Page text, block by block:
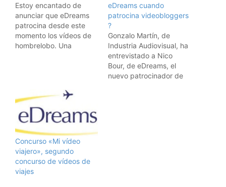
Estoy encantado de
anunciar que eDreams
patrocina desde este
momento los vídeos de
hombrelobo. Una
cámara de fotos (ese
soy yo, el chalado me
refiero). Así que a partir
de ahora esperad…
eDreams cuando
patrocina videobloggers
?
Gonzalo Martín, de
Industria Audiovisual, ha
entrevistado a Nico
Bour, de eDreams, el
nuevo patrocinador de
Concurso «Mi vídeo
viajero», segundo
concurso de vídeos de
viajes